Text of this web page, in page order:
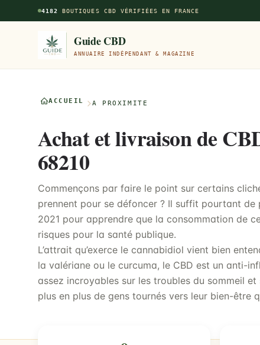
Aller au contenu principal
4182 BOUTIQUES CBD VÉRIFIÉES EN FRANCE
Guide CBD
ANNUAIRE INDÉPENDANT & MAGAZINE
ACCUEIL À PROXIMITÉ
Achat et livraison de
68210
Commençons par faire le point sur certains
prennent pour se défoncer ? Il suffit pourtant
2021 pour apprendre que la consommation de
risques pour la santé publique.
L’attrait qu’exerce le cannabidiol vient bien
la valériane ou le curcuma, le CBD est un anti-
assez incroyables sur les troubles du sommeil
plus en plus de gens tournés vers leur bien-être